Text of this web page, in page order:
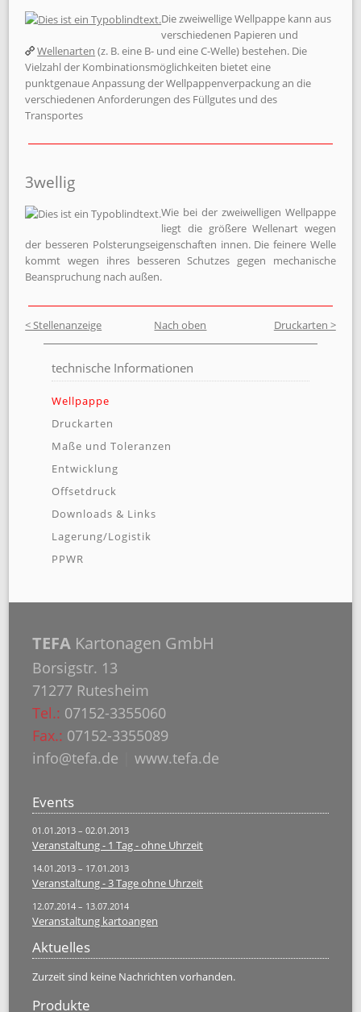
Die zweiwellige Wellpappe kann aus
verschiedenen Papieren und
Wellenarten (z. B. eine B- und eine C-Welle) bestehen. Die
Vielzahl der Kombinationsmöglichkeiten bietet eine
punktgenaue Anpassung der Wellpappenverpackung an die
verschiedenen Anforderungen des Füllgutes und des
Transportes
3wellig
Wie bei der zweiwelligen Wellpappe
liegt die größere Wellenart wegen
der besseren Polsterungseigenschaften innen. Die feinere Welle
kommt wegen ihres besseren Schutzes gegen mechanische
Beanspruchung nach außen.
< Stellenanzeige Nach oben Druckarten >
technische Informationen
Navigation
überspringen
Wellpappe
Druckarten
Maße und Toleranzen
Entwicklung
Offsetdruck
Downloads & Links
Lagerung/Logistik
PPWR
TEFAKartonagen GmbH
Borsigstr. 13
71277 Rutesheim
Tel.: 07152-3355060
Fax.: 07152-3355089
info@tefa.de
www.tefa.de
Events
01.01.2013 – 02.01.2013
Veranstaltung - 1 Tag - ohne Uhrzeit
14.01.2013 – 17.01.2013
Veranstaltung - 3 Tage ohne Uhrzeit
12.07.2014 – 13.07.2014
Veranstaltung kartoangen
Aktuelles
Zurzeit sind keine Nachrichten vorhanden.
Produkte